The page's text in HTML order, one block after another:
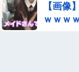
【画像
ｗｗｗ